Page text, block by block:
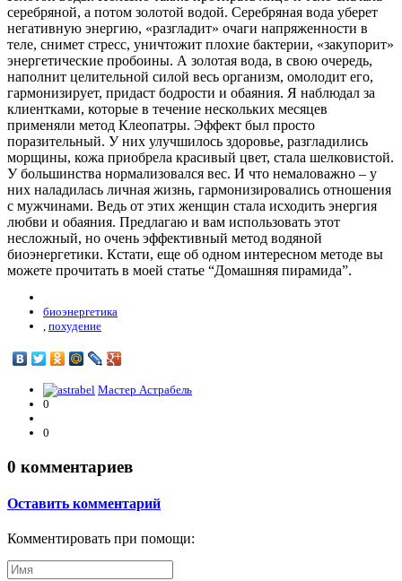
серебряной, а потом золотой водой. Серебряная вода уберет
негативную энергию, «разгладит» очаги напряженности в
теле, снимет стресс, уничтожит плохие бактерии, «закупорит»
энергетические пробоины. А золотая вода, в свою очередь,
наполнит целительной силой весь организм, омолодит его,
гармонизирует, придаст бодрости и обаяния. Я наблюдал за
клиентками, которые в течение нескольких месяцев
применяли метод Клеопатры. Эффект был просто
поразительный. У них улучшилось здоровье, разгладились
морщины, кожа приобрела красивый цвет, стала шелковистой.
У большинства нормализовался вес. И что немаловажно – у
них наладилась личная жизнь, гармонизировались отношения
с мужчинами. Ведь от этих женщин стала исходить энергия
любви и обаяния. Предлагаю и вам использовать этот
несложный, но очень эффективный метод водяной
биоэнергетики. Кстати, еще об одном интересном методе вы
можете прочитать в моей статье “Домашняя пирамида”.
биоэнергетика
, похудение
Мастер Астрабель
0
0
0 комментариев
Оставить комментарий
Комментировать при помощи: